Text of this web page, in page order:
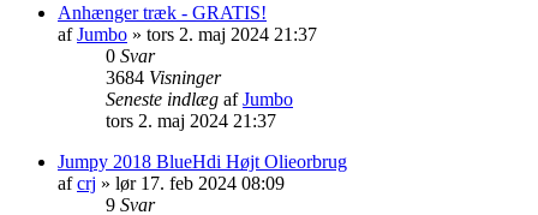
Anhænger træk - GRATIS!
afJumbo » tors 2. maj 2024 21:37
0 Svar
3684 Visninger
Seneste indlæg afJumbo
tors 2. maj 2024 21:37
Jumpy 2018 BlueHdi Højt Olieorbrug
afcrj » lør 17. feb 2024 08:09
9 Svar